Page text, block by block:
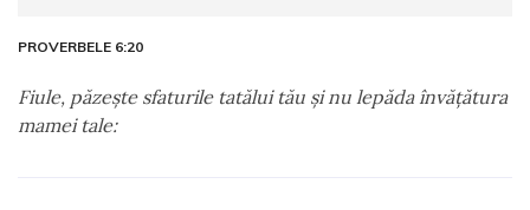
PROVERBELE 6:20
Fiule, păzeşte sfaturile tatălui tău şi nu lepăda învăţătura
mamei tale: